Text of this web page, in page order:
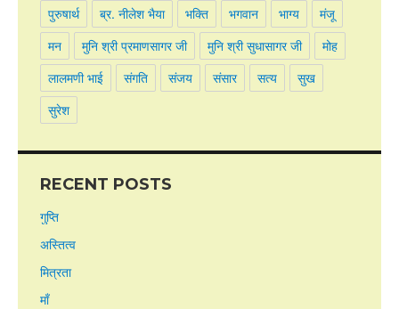
पुरुषार्थ ब्र. नीलेश भैया भक्ति भगवान भाग्य मंजू
मन मुनि श्री प्रमाणसागर जी मुनि श्री सुधासागर जी मोह
लालमणी भाई संगति संजय संसार सत्य सुख
सुरेश
RECENT POSTS
गुप्ति
अस्तित्व
मित्रता
माँ